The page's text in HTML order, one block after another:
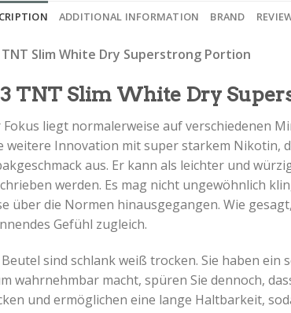
ADDITIONAL INFORMATION BRAND
TNT Slim White Dry Superstrong Portion
TNT Slim White Dry
Fokus liegt normalerweise auf verschiedenen
weitere Innovation mit super starkem Nikotin,
aus. Er kann als leichter und
werden. Es mag nicht ungewöhnlich
über die Normen hinausgegangen. Wie
Gefühl zugleich.
sind schlank weiß trocken. Sie haben ein
wahrnehmbar macht, spüren Sie dennoch,
und ermöglichen eine lange Haltbarkeit,